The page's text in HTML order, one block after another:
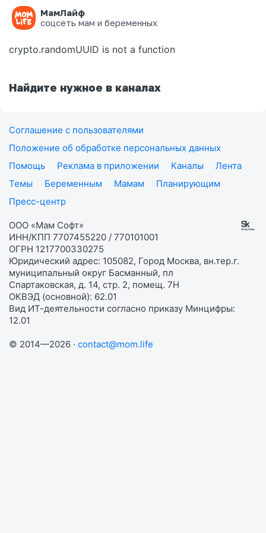
МамЛайф
соцсеть мам и беременных
Ошибка на странице
crypto.randomUUID is not a function
Найдите нужное в каналах
Соглашение с пользователями
Положение об обработке персональных данных
Помощь
Реклама в приложении Каналы
Лента
Темы
Беременным Мамам
Планирующим
Пресс-центр
ООО «Мам Софт»
ИНН/КПП 7707455220 / 770101001
ОГРН 1217700330275
Юридический адрес: 105082, Город Москва, вн.тер.г.
муниципальный округ Басманный, пл
Спартаковская, д. 14, стр. 2, помещ. 7Н
ОКВЭД (основной): 62.01
Вид ИТ-деятельности согласно приказу Минцифры:
12.01
© 2014—2026 · contact@mom.life